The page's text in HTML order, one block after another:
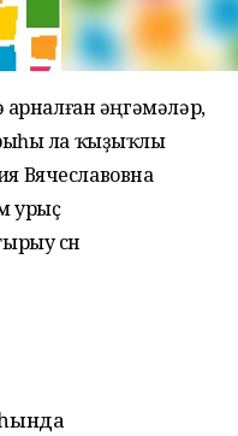
арналған әңгәмәләр,
ла ҡыҙыҡлы
Вячеславовна
урыҫ
өсөн